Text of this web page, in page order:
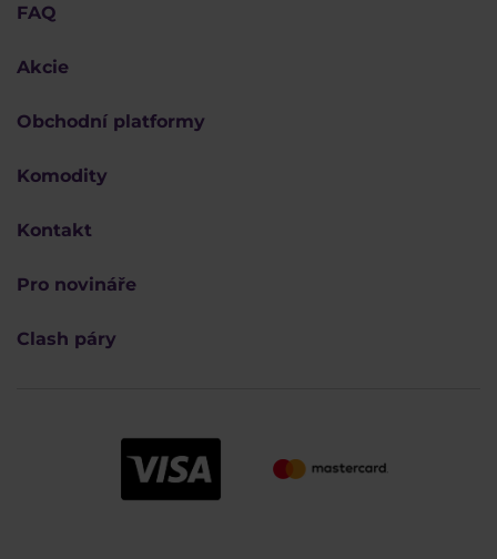
FAQ
Akcie
Obchodní platformy
Komodity
Kontakt
Pro novináře
Clash páry